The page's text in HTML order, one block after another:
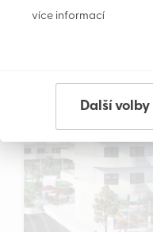
více informací
Další volby